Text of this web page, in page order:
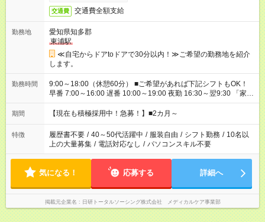
交通費 交通費全額支給
勤務地
愛知県知多郡
東浦駅
≪自宅からドアtoドアで30分以内！≫ご希望の勤務地を紹介
します。
勤務時間
9:00～18:00（休憩60分） ■ご希望があれば下記シフトもOK！
早番 7:00～16:00 遅番 10:00～19:00 夜勤 16:30～翌9:30 「家族
と休みを合わせたい」 「余裕を持って夕飯の準備がしたい」
「できれば残業はしたくない」 など、ご希望を教えてください
と、もう1つのお仕事の勤務時間が 合計で週40時間を超える場
合は応募できません。
期間 【現在も積極採用中！急募！】■2カ月～
特徴 履歴書不要 / 40～50代活躍中 / 服装自由 / シフト勤務 / 10名以
上の大量募集 / 電話対応なし / パソコンスキル不要
気になる！ 応募する 詳細へ
掲載元企業名 日研トータルソーシング株式会社 メディカルケア事業部